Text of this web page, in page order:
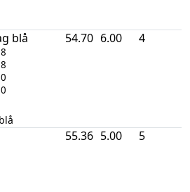
blå 54.70 6.00 4
55.36 5.00 5